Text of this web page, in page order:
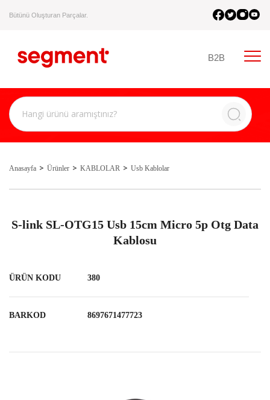
Bütünü Oluşturan Parçalar.
B2B
Anasayfa Ürünler KABLOLAR Usb Kablolar
S-link SL-OTG15 Usb 15cm Micro 5p Otg Data
Kablosu
ÜRÜN KODU 380
BARKOD 8697671477723